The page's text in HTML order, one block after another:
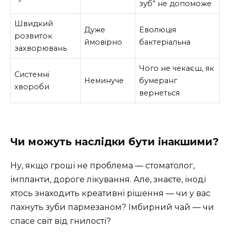
зуб” не допоможе
Швидкий
розвиток
захворювань
Дуже
ймовірно
Еволюція
бактеріальна
Системні
хвороби
Неминуче
Чого не чекаєш, як
бумеранг
вернеться
Чи можуть наслідки бути інакшими?
Ну, якщо гроші не проблема ― стоматолог,
імпланти, дороге лікування. Але, знаєте, іноді
хтось знаходить креативні рішення ― чи у вас
пахнуть зуби пармезаном? Імбирний чай ― чи
спасе світ від гнилості?